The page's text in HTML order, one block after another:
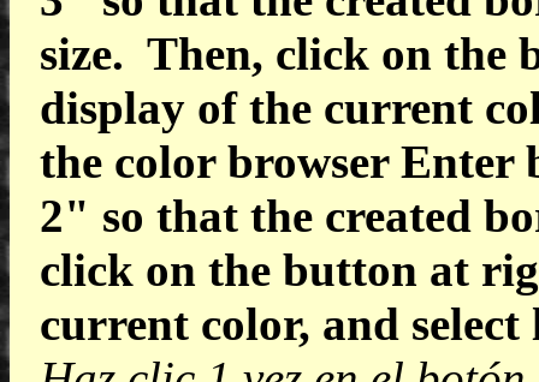
size. Then, click on the
display of the current
the color browser
2" so that the created
click on the button at
current color, and